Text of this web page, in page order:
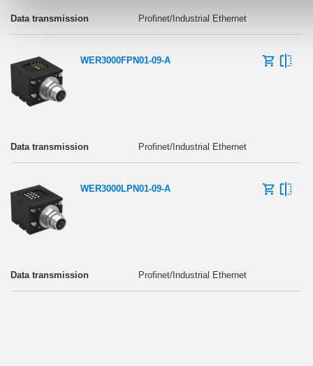
Profinet/Industrial Ethernet
WER3000FPN01-09-A
Profinet/Industrial Ethernet
WER3000LPN01-09-A
Profinet/Industrial Ethernet